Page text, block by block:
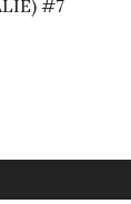
#7